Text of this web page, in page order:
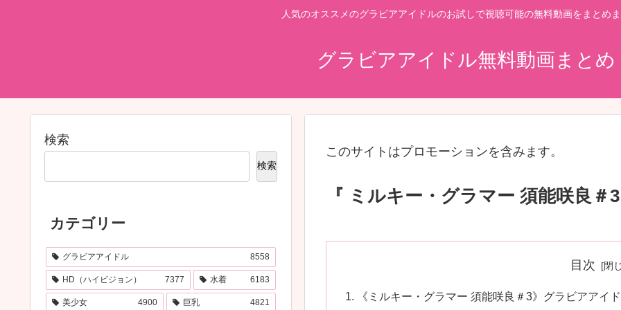
人気のオススメのグラビアアイドルのお試しで視聴可能の無料動画をまとめ
グラビアアイドル無料動画まとめ
このサイトはプロモーションを含みます。
『 ミルキー・グラマー 須能咲良＃
目次
《ミルキー・グラマー 須能咲良＃3》グラビアアイ
検索
検索
カテゴリー
グラビアアイドル 8558
HD（ハイビジョン） 7377 水着 6183
美少女 4900 巨乳 4821